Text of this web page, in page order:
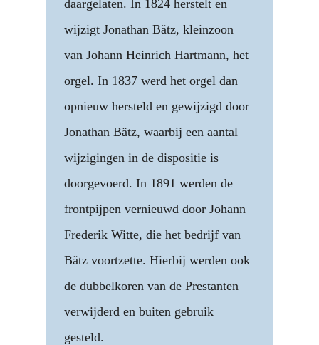
daargelaten. In 1824 herstelt en
wijzigt Jonathan Bätz, kleinzoon
van Johann Heinrich Hartmann, het
orgel. In 1837 werd het orgel dan
opnieuw hersteld en gewijzigd door
Jonathan Bätz, waarbij een aantal
wijzigingen in de dispositie is
doorgevoerd. In 1891 werden de
frontpijpen vernieuwd door Johann
Frederik Witte, die het bedrijf van
Bätz voortzette. Hierbij werden ook
de dubbelkoren van de Prestanten
verwijderd en buiten gebruik
gesteld.